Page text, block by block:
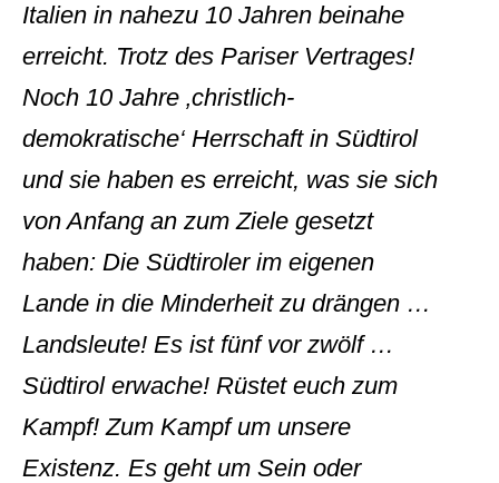
Italien in nahezu 10 Jahren beinahe
erreicht. Trotz des Pariser Vertrages!
Noch 10 Jahre ‚christlich-
demokratische‘ Herrschaft in Südtirol
und sie haben es erreicht, was sie sich
von Anfang an zum Ziele gesetzt
haben: Die Südtiroler im eigenen
Lande in die Minderheit zu drängen …
Landsleute! Es ist fünf vor zwölf …
Südtirol erwache! Rüstet euch zum
Kampf! Zum Kampf um unsere
Existenz. Es geht um Sein oder